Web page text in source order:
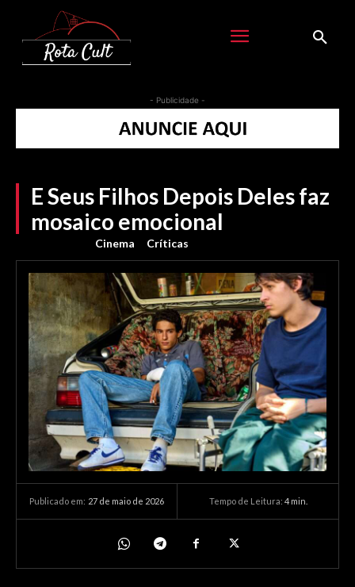
- Publicidade -
E Seus Filhos Depois Deles faz
mosaico emocional
Cinema Críticas
Publicado em: 27 de maio de 2026 Tempo de Leitura: 4min.